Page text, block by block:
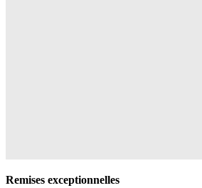
Remises exceptionnelles